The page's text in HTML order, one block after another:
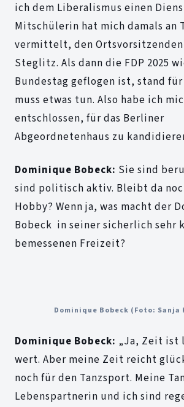
ich dem Liberalismus einen
Mitschülerin hat mich damals an
vermittelt, den Ortsvorsitzenden
Steglitz. Als dann die FDP 2025
Bundestag geflogen ist, stand
muss etwas tun. Also habe ich
entschlossen, für das Berliner
Abgeordnetenhaus zu
Dominique Bobeck: Sie sind
sind politisch aktiv. Bleibt da
Hobby? Wenn ja, was macht der
Bobeck in seiner sicherlich sehr
bemessenen Freizeit?
Dominique Bobeck (Foto: Sanja
Dominique Bobeck: „Ja, Zeit ist
wert. Aber meine Zeit reicht
noch für den Tanzsport. Meine
Lebenspartnerin und ich sind